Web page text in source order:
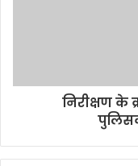
निरीक्षण के